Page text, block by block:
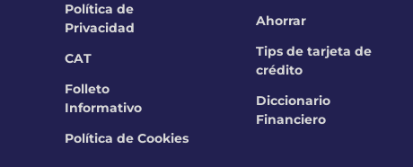
Política de
Privacidad
CAT
Folleto
Informativo
Política de Cookies
Ahorrar
Tips de tarjeta de
crédito
Diccionario
Financiero